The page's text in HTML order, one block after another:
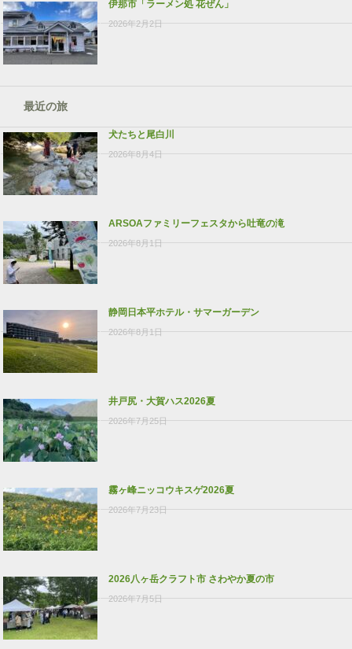
伊那市「ラーメン処 花ぜん」
2026年2月2日
最近の旅
犬たちと尾白川
2026年8月4日
ARSOAファミリーフェスタから吐竜の滝
2026年8月1日
静岡日本平ホテル・サマーガーデン
2026年8月1日
井戸尻・大賀ハス2026夏
2026年7月25日
霧ヶ峰ニッコウキスゲ2026夏
2026年7月23日
2026八ヶ岳クラフト市 さわやか夏の市
2026年7月5日